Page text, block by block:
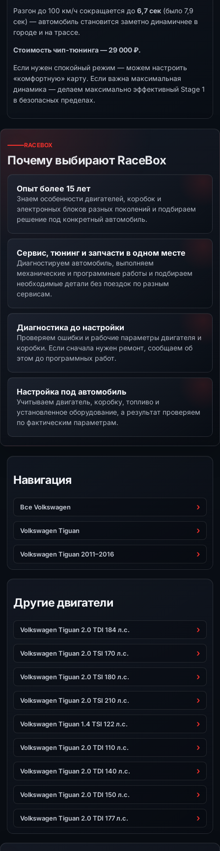
Разгон до 100 км/ч сокращается до 6,7 сек (было 7,9
сек) — автомобиль становится заметно динамичнее в
городе и на трассе.
Стоимость чип-тюнинга — 29 000 ₽.
Если нужен спокойный режим — можем настроить
«комфортную» карту. Если важна максимальная
динамика — делаем максимально эффективный Stage 1
в безопасных пределах.
RACEBOX
Почему выбирают RaceBox
Опыт более 15 лет
Знаем особенности двигателей, коробок и
электронных блоков разных поколений и подбираем
решение под конкретный автомобиль.
Сервис, тюнинг и запчасти в одном месте
Диагностируем автомобиль, выполняем
механические и программные работы и подбираем
необходимые детали без поездок по разным
сервисам.
Диагностика до настройки
Проверяем ошибки и рабочие параметры двигателя и
коробки. Если сначала нужен ремонт, сообщаем об
этом до программных работ.
Настройка под автомобиль
Учитываем двигатель, коробку, топливо и
установленное оборудование, а результат проверяем
по фактическим параметрам.
Навигация
Все Volkswagen
Volkswagen Tiguan
Volkswagen Tiguan 2011–2016
Другие двигатели
Volkswagen Tiguan 2.0 TDI 184 л.с.
Volkswagen Tiguan 2.0 TSI 170 л.с.
Volkswagen Tiguan 2.0 TSI 180 л.с.
Volkswagen Tiguan 2.0 TSI 210 л.с.
Volkswagen Tiguan 1.4 TSI 122 л.с.
Volkswagen Tiguan 2.0 TDI 110 л.с.
Volkswagen Tiguan 2.0 TDI 140 л.с.
Volkswagen Tiguan 2.0 TDI 150 л.с.
Volkswagen Tiguan 2.0 TDI 177 л.с.